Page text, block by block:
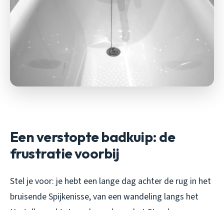
Een verstopte badkuip: de
frustratie voorbij
Stel je voor: je hebt een lange dag achter de rug in het
bruisende Spijkenisse, van een wandeling langs het